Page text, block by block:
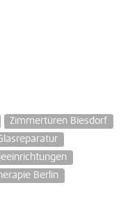
Zimmertüren Biesdorf
Berlin